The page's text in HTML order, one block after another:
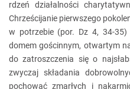
rdzeń działalności
Chrześcijanie pierwszego
w potrzebie (por. Dz 4, 34-
domem gościnnym, otwartym
do zatroszczenia się o
zwyczaj składania
pochować zmarłych i